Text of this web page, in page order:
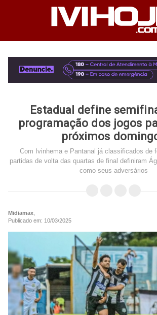
Estadual define
programação dos jogos
próximos
Com Ivinhema e Pantanal já classificados de
partidas de volta das quartas de final definiram
como seus adversários
Midiamax
Publicado em: 10/03/2025